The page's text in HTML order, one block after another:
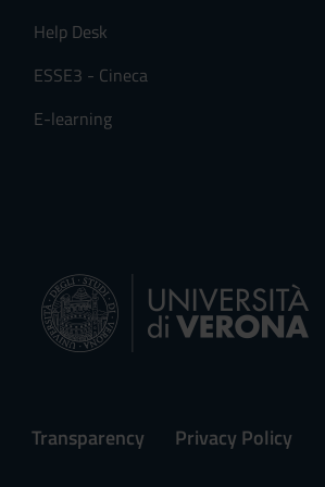
Help Desk
ESSE3 - Cineca
E-learning
Transparency Privacy Policy